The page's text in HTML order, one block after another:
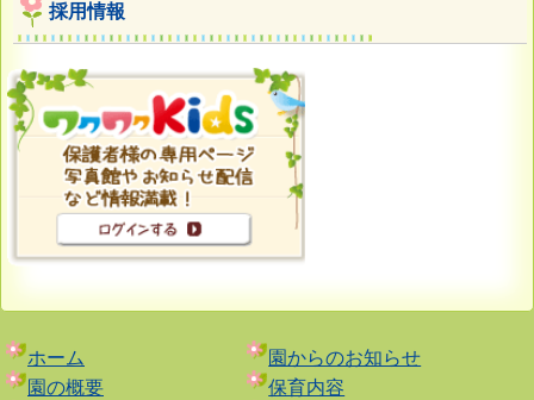
採用情報
ホーム
園からのお知らせ
園の概要
保育内容